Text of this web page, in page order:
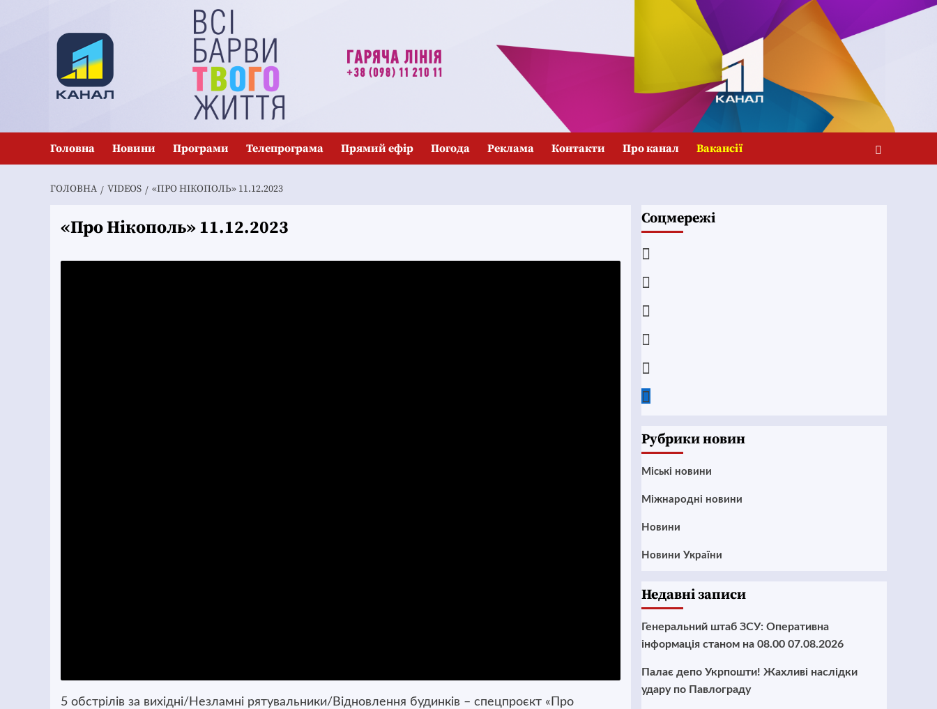
Головна Новини Програми Телепрограма Прямий ефір Погода Реклама Контакти Про канал Вакансії
ГОЛОВНА VIDEOS «ПРО НІКОПОЛЬ» 11.12.2023
«Про Нікополь» 11.12.2023
5 обстрілів за вихідні/Незламні рятувальники/Відновлення будинків – спецпроєкт «Про
Соцмережі
Рубрики новин
Mіські новини
Міжнародні новини
Новини
Новини України
Недавні записи
Генеральний штаб ЗСУ: Оперативна
інформація станом на 08.00 07.08.2026
Палає депо Укрпошти! Жахливі наслідки
удару по Павлограду